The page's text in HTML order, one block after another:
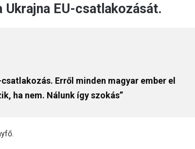
EU-csatlakozását.
Erről minden magyar ember el
ha nem. Nálunk így szokás”